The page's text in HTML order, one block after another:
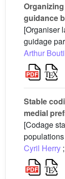
guidance
[Organiser
guidage
Arthur
Stable
medial
[Codage
Cyril Herry ;